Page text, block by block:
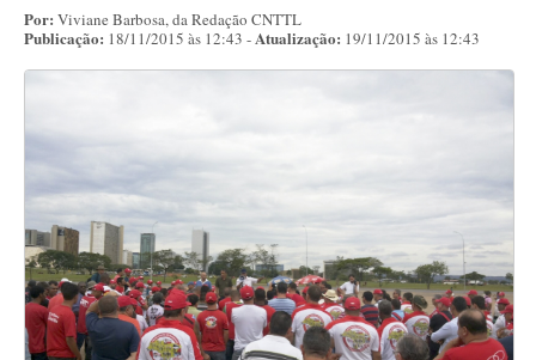
Por: Viviane Barbosa, da Redação CNTTL
Publicação: 18/11/2015 às 12:43 -Atualização: 19/11/2015 às 12:43